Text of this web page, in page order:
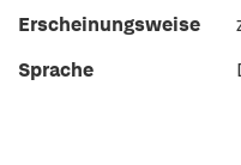
Erscheinungsweise
Sprache